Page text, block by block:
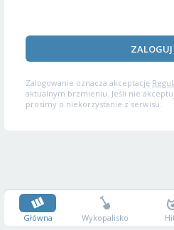
ZALOGUJ
Zalogowanie oznacza akceptację
aktualnym brzmieniu. Jeśli nie
prosimy o niekorzystanie z serwisu.
Główna Wykopalisko